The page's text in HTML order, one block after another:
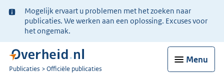
Ter
informatie:
Mogelijk ervaart u problemen met het zoeken naar
publicaties. We werken aan een oplossing. Excuses voor
het ongemak.
Menu
U
Publicaties Officiële publicaties